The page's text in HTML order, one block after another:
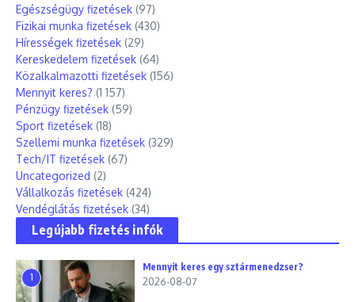
Egészségügy fizetések (97)
Fizikai munka fizetések (430)
Hírességek fizetések (29)
Kereskedelem fizetések (64)
Közalkalmazotti fizetések (156)
Mennyit keres? (1 157)
Pénzügy fizetések (59)
Sport fizetések (18)
Szellemi munka fizetések (329)
Tech/IT fizetések (67)
Uncategorized (2)
Vállalkozás fizetések (424)
Vendéglátás fizetések (34)
Legújabb fizetés infók
1
Mennyit keres egy sztármenedzser?
2026-08-07